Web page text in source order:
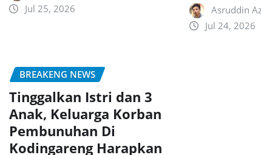
Jul 25, 2026
Asruddin
Jul 24, 2026
BREAKENG NEWS
Tinggalkan Istri dan 3
Anak, Keluarga Korban
Pembunuhan Di
Kodingareng Harapkan